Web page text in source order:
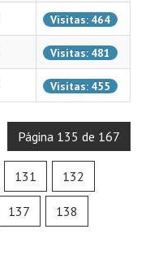
Visitas: 464
Visitas: 481
Visitas: 455
Página 135 de 167
131 132
137 138